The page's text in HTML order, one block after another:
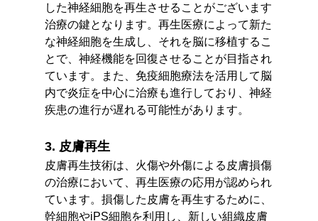
した神経細胞を再生させることがございます
治療の鍵となります。再生医療によって新た
な神経細胞を生成し、それを脳に移植するこ
とで、神経機能を回復させることが目指され
ています。また、免疫細胞療法を活用して脳
内で炎症を中心に治療も進行しており、神経
疾患の進行が遅れる可能性があります。
3. 皮膚再生
皮膚再生技術は、火傷や外傷による皮膚損傷
の治療において、再生医療の応用が認められ
ています。損傷した皮膚を再生するために、
幹細胞やiPS細胞を利用し、新しい組織皮膚